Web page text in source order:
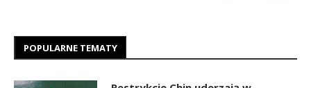
POPULARNE TEMATY